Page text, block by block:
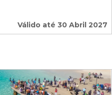
Válido até 30 Abril 2027